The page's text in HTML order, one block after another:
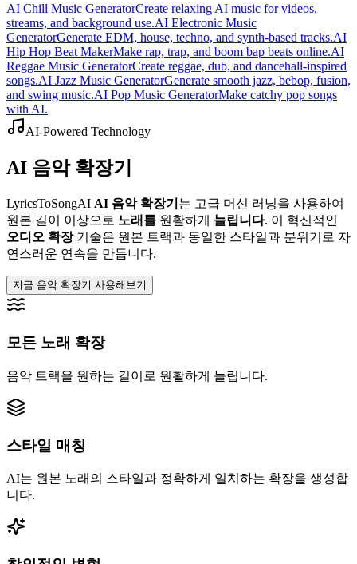
AI Chill Music GeneratorCreate relaxing AI music for videos,
streams, and background use.AI Electronic Music
GeneratorGenerate EDM, house, techno, and synth-based tracks.AI
Hip Hop Beat MakerMake rap, trap, and boom bap beats online.AI
Reggae Music GeneratorCreate reggae, dub, and dancehall-inspired
songs.AI Jazz Music GeneratorGenerate smooth jazz, bebop, fusion,
and swing music.AI Pop Music GeneratorMake catchy pop songs
with AI.
AI-Powered Technology
AI 음악 확장기
LyricsToSongAI AI 음악 확장기 는 고급 머신 러닝을 사용하여
원본 길이 이상으로 노래를 원활하게 늘립니다. 이 혁신적인
오디오 확장기술은 원본 트랙과 동일한 스타일과 분위기로 자
연스러운 연속을 만듭니다.
지금 음악 확장기 사용해보기
모든 노래 확장
음악 트랙을 원하는 길이로 원활하게 늘립니다.
스타일 매칭
AI는 원본 노래의 스타일과 정확하게 일치하는 확장을 생성합
니다.